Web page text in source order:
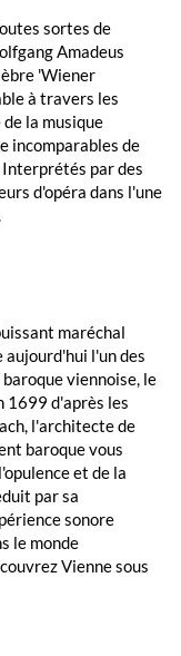
sortes de
Amadeus
'Wiener
à travers les
la musique
incomparables de
par des
d'opéra dans l'une
maréchal
l'un des
viennoise, le
1699 d'après les
l'architecte de
baroque vous
et de la
par sa
sonore
le monde
Vienne sous